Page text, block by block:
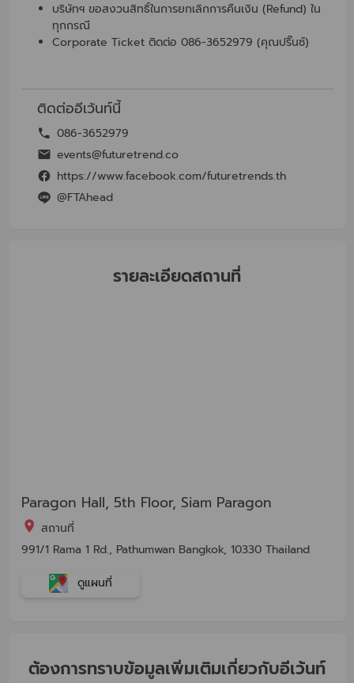
บริษัทฯ ขอสงวนสิทธิ์ในการยกเลิกการคืนเงิน (Refund) ใน
ทุกกรณี
Corporate Ticket ติดต่อ 086-3652979 (คุณปริ๊นซ์)
ติดต่ออีเว้นท์นี้
086-3652979
events@futuretrend.co
https://www.facebook.com/futuretrends.th
@FTAhead
รายละเอียดสถานที่
Paragon Hall, 5th Floor, Siam Paragon
สถานที่
991/1 Rama 1 Rd., Pathumwan Bangkok, 10330 Thailand
ดูแผนที่
ต้องการทราบข้อมูลเพิ่มเติมเกี่ยวกับอีเว้นท์